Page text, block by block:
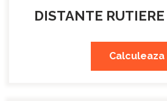
DISTANTE
Calculeaza